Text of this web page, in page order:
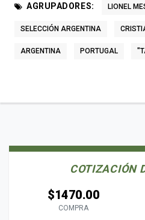
AGRUPADORES: LIONEL
SELECCIÓN ARGENTINA
ARGENTINA PORTUGAL
COTIZACIÓN
$1470.00
COMPRA